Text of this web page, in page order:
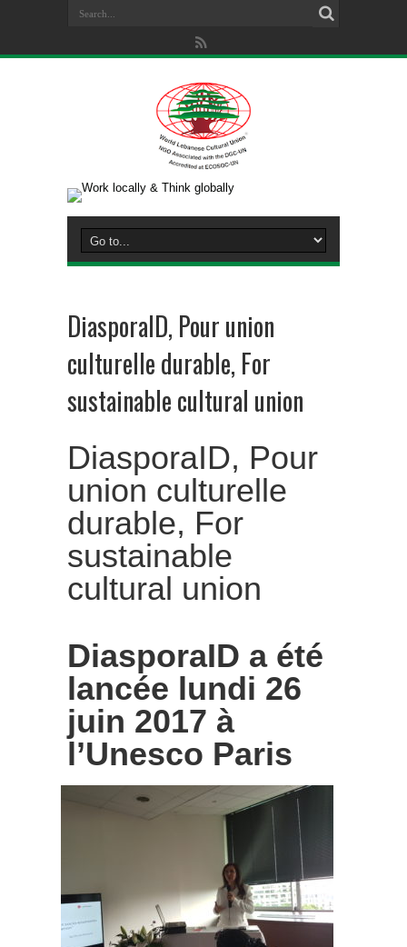
DiasporaID, Pour union
culturelle durable, For
sustainable cultural union
DiasporaID, Pour
union culturelle
durable, For
sustainable
cultural union
DiasporaID a été
lancée lundi 26
juin 2017 à
l’Unesco Paris